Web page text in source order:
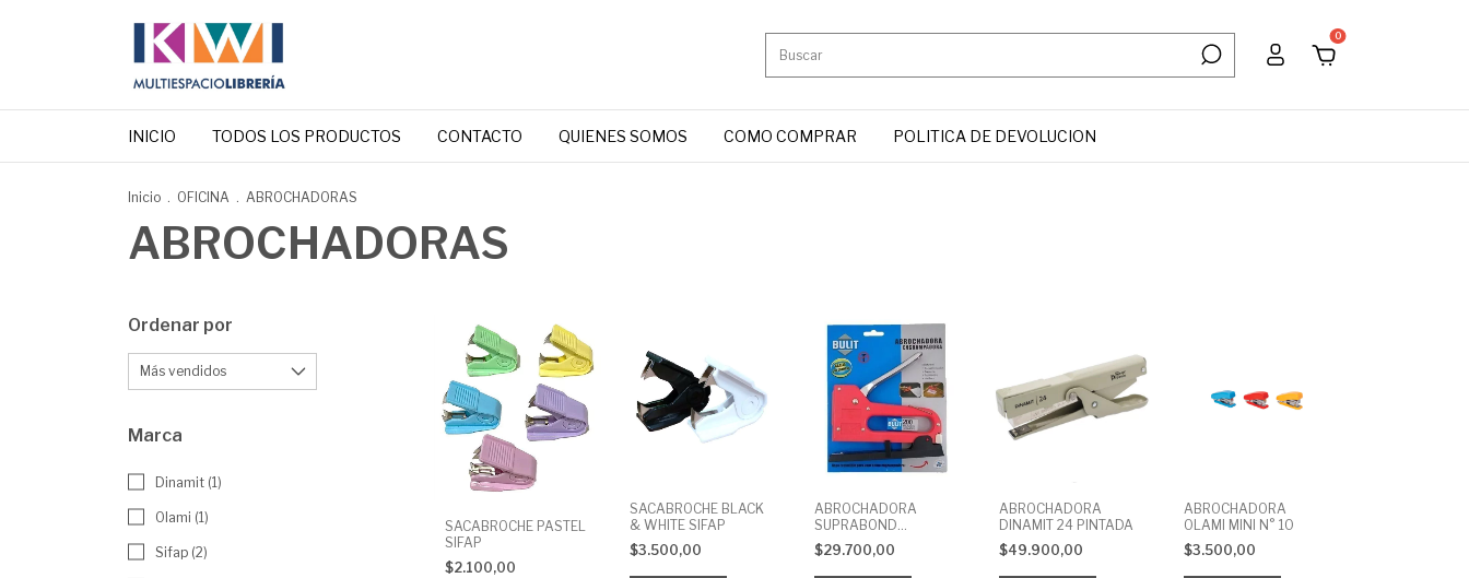
0
INICIO TODOS LOS PRODUCTOS CONTACTO QUIENES SOMOS COMO COMPRAR POLITICA DE DEVOLUCION
Inicio . OFICINA . ABROCHADORAS
ABROCHADORAS
Ordenar por
Marca
Dinamit (1)
Olami (1)
Sifap (2)
SACABROCHE PASTEL
SIFAP
$2.100,00
SACABROCHE BLACK
& WHITE SIFAP
$3.500,00
ABROCHADORA
SUPRABOND
ENGRAMPADORA
$29.700,00
ABROCHADORA
DINAMIT 24 PINTADA
$49.900,00
ABROCHADORA
OLAMI MINI N° 10
$3.500,00